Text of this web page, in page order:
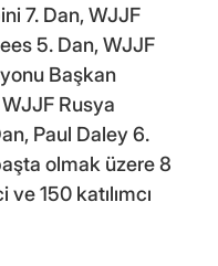
7. Dan, WJJF
5. Dan, WJJF
Başkan
WJJF Rusya
Paul Daley 6.
olmak üzere 8
150 katılımcı